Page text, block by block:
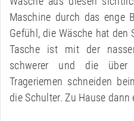
Maschine durch das enge
Gefühl, die Wäsche hat
Tasche ist mit der
schwerer und die über
Trageriemen schneiden
die Schulter. Zu Hause